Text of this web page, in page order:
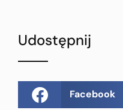
Udostępnij
Facebook